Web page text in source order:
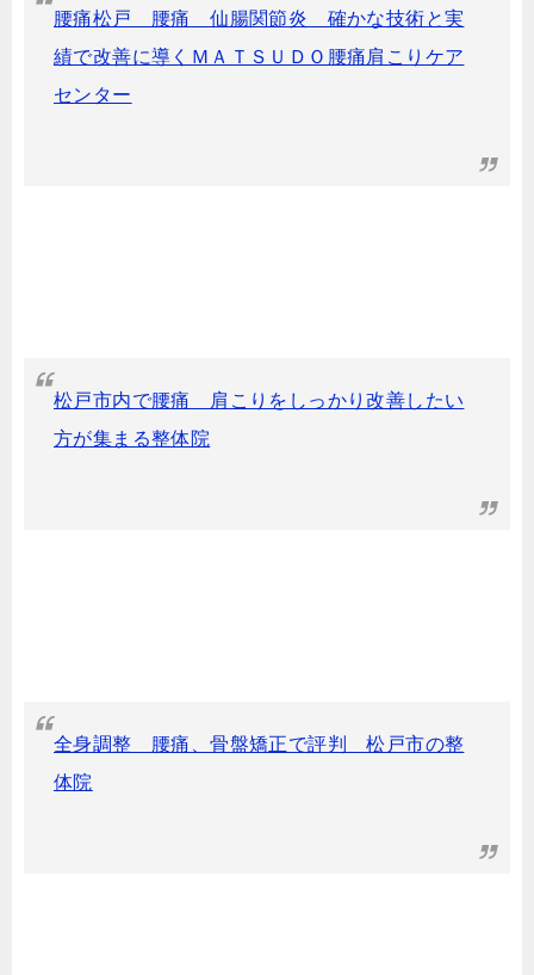
腰痛松戸 腰痛 仙腸関節炎 確かな技術と実
績で改善に導くＭＡＴＳＵＤＯ腰痛肩こりケア
センター
松戸市内で腰痛 肩こりをしっかり改善したい
方が集まる整体院
全身調整 腰痛、骨盤矯正で評判 松戸市の整
体院